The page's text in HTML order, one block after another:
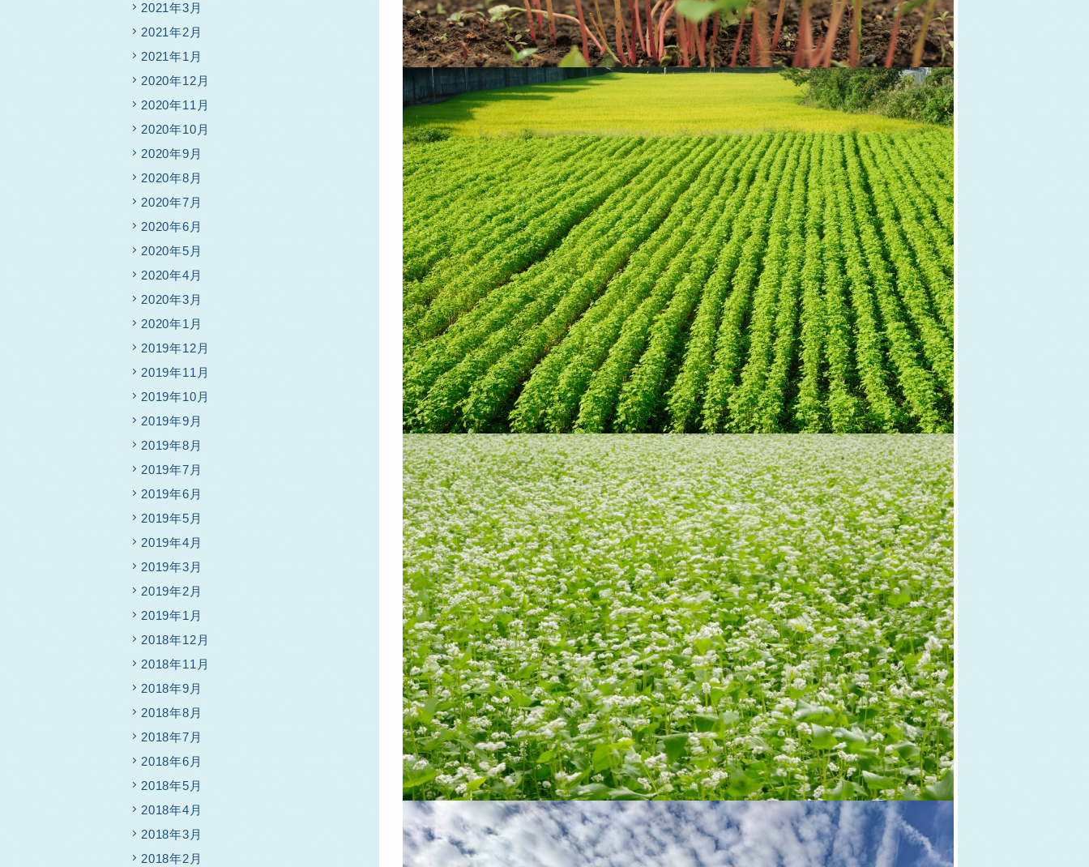
2021年3月
2021年2月
2021年1月
2020年12月
2020年11月
2020年10月
2020年9月
2020年8月
2020年7月
2020年6月
2020年5月
2020年4月
2020年3月
2020年1月
2019年12月
2019年11月
2019年10月
2019年9月
2019年8月
2019年7月
2019年6月
2019年5月
2019年4月
2019年3月
2019年2月
2019年1月
2018年12月
2018年11月
2018年9月
2018年8月
2018年7月
2018年6月
2018年5月
2018年4月
2018年3月
2018年2月